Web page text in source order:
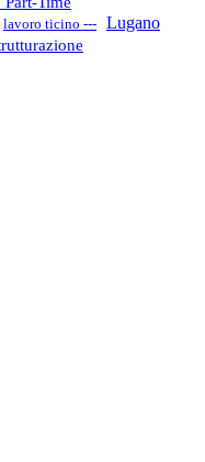
lavoro ticino --- Lugano